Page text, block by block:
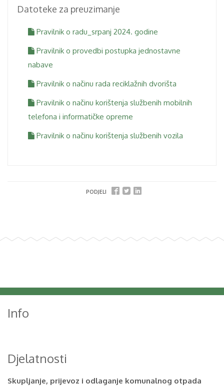
Datoteke za preuzimanje
Pravilnik o radu_srpanj 2024. godine
Pravilnik o provedbi postupka jednostavne
nabave
Pravilnik o načinu rada reciklažnih dvorišta
Pravilnik o načinu korištenja službenih mobilnih
telefona i informatičke opreme
Pravilnik o načinu korištenja službenih vozila
PODJELI
Info
Djelatnosti
Skupljanje, prijevoz i odlaganje komunalnog otpada